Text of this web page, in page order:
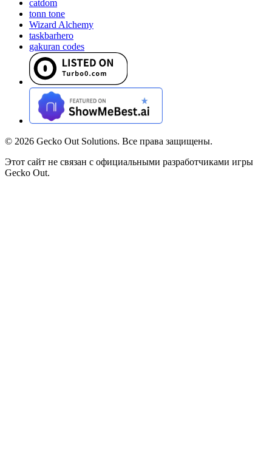
catdom
tonn tone
Wizard Alchemy
taskbarhero
gakuran codes
© 2026 Gecko Out Solutions. Все права защищены.
Этот сайт не связан с официальными разработчиками игры
Gecko Out.